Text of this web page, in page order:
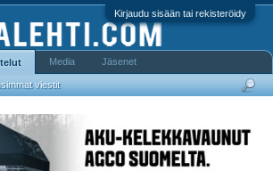
Kirjaudu sisään tai rekisteröidy
viestit
Media Jäsenet